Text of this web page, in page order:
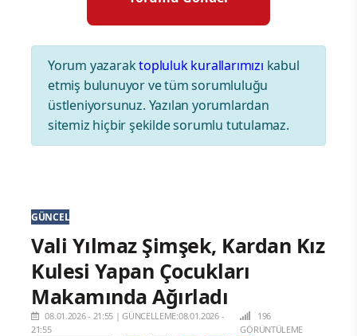
Yorum yazaraktopluluk kurallarımızı kabul
etmiş bulunuyor ve tüm sorumluluğu
üstleniyorsunuz. Yazılan yorumlardan
sitemiz hiçbir şekilde sorumlu tutulamaz.
GÜNCEL
Vali Yılmaz Şimşek, Kardan Kız
Kulesi Yapan Çocukları
Makamında Ağırladı
08.01.2026 - 21:55 |GÜNCELLEME:08.01.2026 -
21:55
196
GÖRÜNTÜLEME